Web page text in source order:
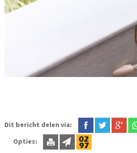
Dit bericht delen via:
Opties: